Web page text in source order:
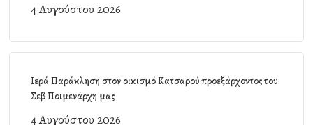
4 Αυγούστου 2026
Ιερά Παράκληση στον οικισμό Κατσαρού προεξάρχοντος του
Σεβ Ποιμενάρχη μας
4 Αυγούστου 2026